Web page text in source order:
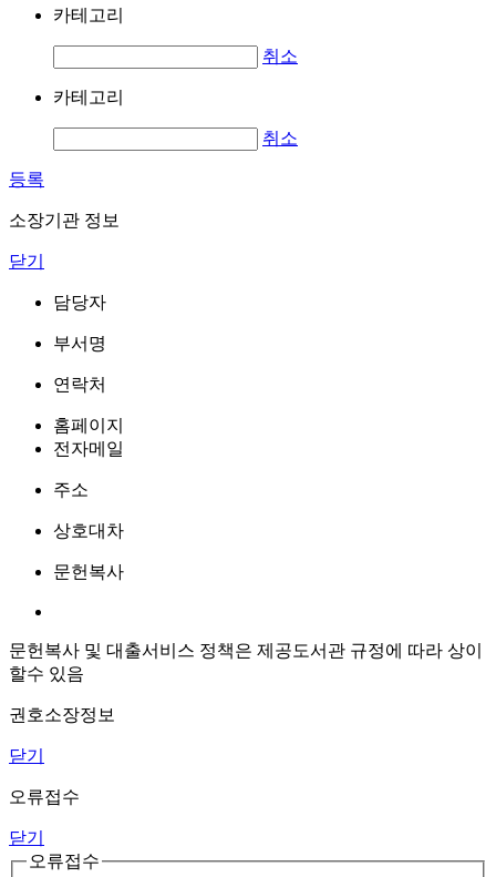
카테고리
취소
카테고리
취소
등록
소장기관 정보
닫기
담당자
부서명
연락처
홈페이지
전자메일
주소
상호대차
문헌복사
문헌복사 및 대출서비스 정책은 제공도서관 규정에 따라 상이
할수 있음
권호소장정보
닫기
오류접수
닫기
오류접수